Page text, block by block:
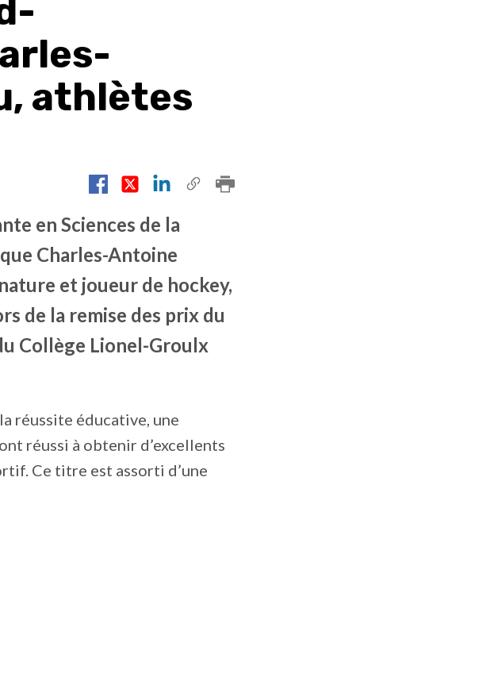
athlètes
en Sciences de la
Charles-Antoine
et joueur de hockey,
de la remise des prix du
Collège Lionel-Groulx
réussite éducative, une
réussi à obtenir d’excellents
Ce titre est assorti d’une